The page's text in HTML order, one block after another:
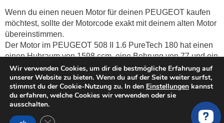
Wenn du einen neuen Motor für deinen PEUGEOT kaufen
möchtest, sollte der Motorcode exakt mit deinem alten Motor
übereinstimmen.
Der Motor im PEUGEOT 508 II 1.6 PureTech 180 hat einen
einen Hubraum von 1598 ccm, eine Bohrung von 77 und ein
Hub von 85.8.
Es gibt den Motor mit folgender Leistung: 181PS.
Es handelt sich um ein Reihe 4-Zylinder Otto-Motor mit
Turbo/Intercooler DOHC. Als Kraftstoffart wird Benzin
Wir verwenden Cookies, um dir die bestmögliche Erfahrung auf
unserer Website zu bieten. Wenn du auf der Seite weiter surfst,
stimmst du der Cookie-Nutzung zu. In den Einstellungen kannst
du erfahren, welche Cookies wir verwenden oder sie
ausschalten.
GDPR Cookie-Banner schließen